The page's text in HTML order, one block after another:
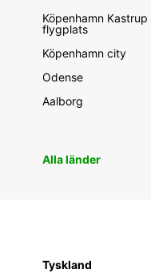
Köpenhamn Kastrup
flygplats
Köpenhamn city
Odense
Aalborg
Alla länder
Tyskland